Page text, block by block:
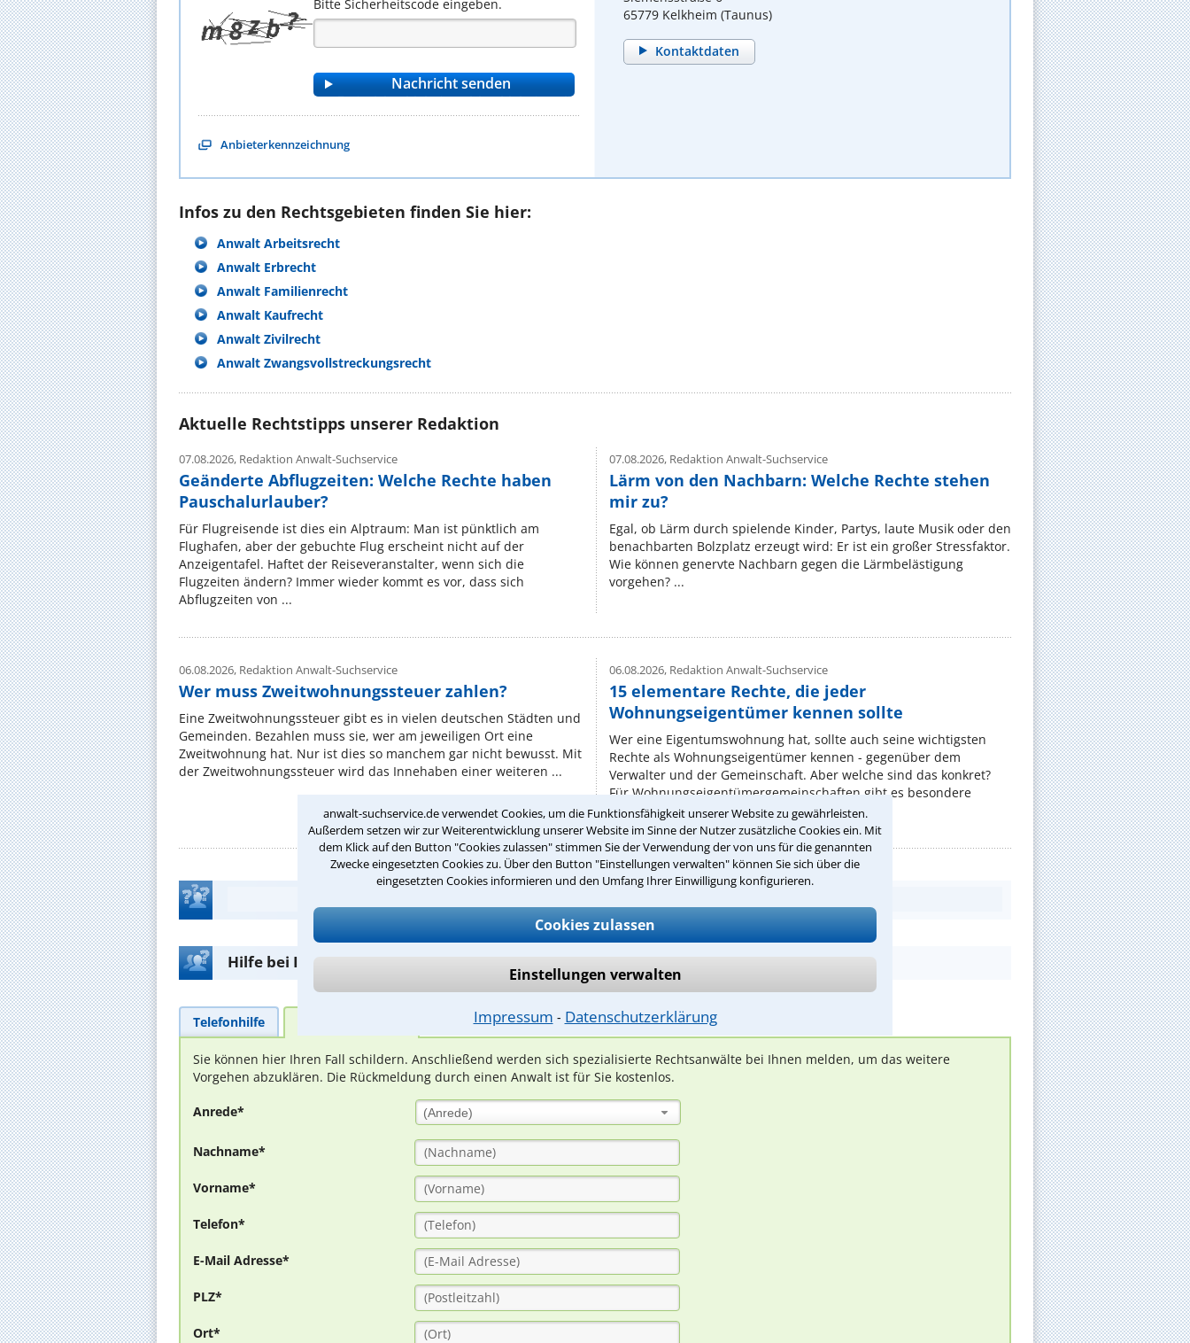
anwalt-suchservice.de verwendet Cookies, um die Funktionsfähigkeit unserer Website zu gewährleisten.
Außerdem setzen wir zur Weiterentwicklung unserer Website im Sinne der Nutzer zusätzliche Cookies ein. Mit
dem Klick auf den Button "Cookies zulassen" stimmen Sie der Verwendung der von uns für die genannten
Zwecke eingesetzten Cookies zu. Über den Button "Einstellungen verwalten" können Sie sich über die
eingesetzten Cookies informieren und den Umfang Ihrer Einwilligung konfigurieren.
Cookies zulassen
Einstellungen verwalten
Impressum ⁃ Datenschutzerklärung
Bitte Sicherheitscode eingeben.
Anbieterkennzeichnung
65779 Kelkheim (Taunus)
Kontaktdaten
Infos zu den Rechtsgebieten finden Sie hier:
Anwalt Arbeitsrecht
Anwalt Erbrecht
Anwalt Familienrecht
Anwalt Kaufrecht
Anwalt Zivilrecht
Anwalt Zwangsvollstreckungsrecht
Aktuelle Rechtstipps unserer Redaktion
07.08.2026, Redaktion Anwalt-Suchservice
Geänderte Abflugzeiten: Welche Rechte haben
Pauschalurlauber?
Für Flugreisende ist dies ein Alptraum: Man ist pünktlich am
Flughafen, aber der gebuchte Flug erscheint nicht auf der
Anzeigentafel. Haftet der Reiseveranstalter, wenn sich die
Flugzeiten ändern? Immer wieder kommt es vor, dass sich
Abflugzeiten von ...
07.08.2026,Redaktion Anwalt-Suchservice
Lärm von den Nachbarn: Welche Rechte stehen
mir zu?
Egal, ob Lärm durch spielende Kinder, Partys, laute Musik oder den
benachbarten Bolzplatz erzeugt wird: Er ist ein großer Stressfaktor.
Wie können genervte Nachbarn gegen die Lärmbelästigung
vorgehen? ...
06.08.2026, Redaktion Anwalt-Suchservice
Wer muss Zweitwohnungssteuer zahlen?
Eine Zweitwohnungssteuer gibt es in vielen deutschen Städten und
Gemeinden. Bezahlen muss sie, wer am jeweiligen Ort eine
Zweitwohnung hat. Nur ist dies so manchem gar nicht bewusst. Mit
der Zweitwohnungssteuer wird das Innehaben einer weiteren ...
06.08.2026,Redaktion Anwalt-Suchservice
15 elementare Rechte, die jeder
Wohnungseigentümer kennen sollte
Wer eine Eigentumswohnung hat, sollte auch seine wichtigsten
Rechte als Wohnungseigentümer kennen - gegenüber dem
Verwalter und der Gemeinschaft. Aber welche sind das konkret?
Für Wohnungseigentümergemeinschaften gibt es besondere
Regeln, niedergelegt ...
Hilfe bei Ihrer Anwaltsuche?
Telefonhilfe
Sie können hier Ihren Fall schildern. Anschließend werden sich spezialisierte Rechtsanwälte bei Ihnen melden, um das weitere
Vorgehen abzuklären. Die Rückmeldung durch einen Anwalt ist für Sie kostenlos.
Anrede* (Anrede)
Nachname*
Vorname*
Telefon*
E-Mail Adresse*
PLZ*
Ort*